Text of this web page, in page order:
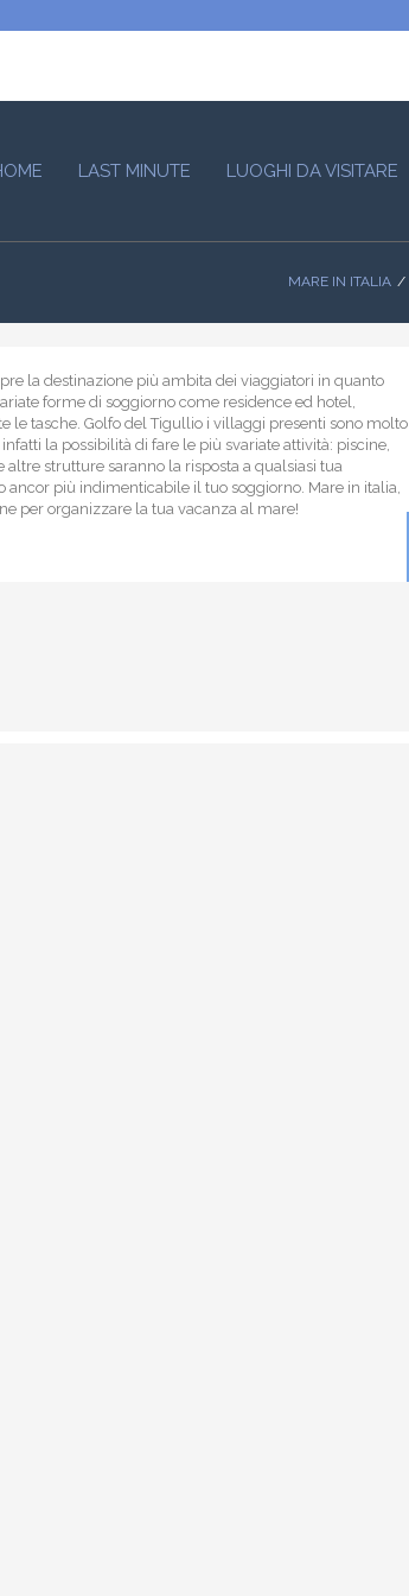
LAST MINUTE LUOGHI DA VISITARE
MARE IN ITALIA
la destinazione più ambita dei viaggiatori in quanto
forme di soggiorno come residence ed hotel,
le tasche. Golfo del Tigullio i villaggi presenti sono molto
la possibilità di fare le più svariate attività: piscine,
altre strutture saranno la risposta a qualsiasi tua
ancor più indimenticabile il tuo soggiorno. Mare in italia,
per organizzare la tua vacanza al mare!